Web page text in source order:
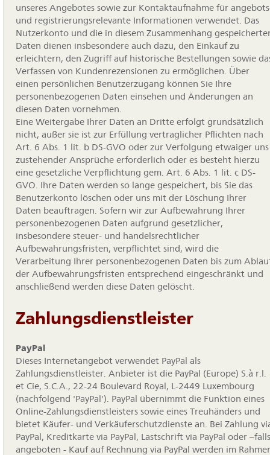
unseres Angebotes sowie zur Kontaktaufnahme für
und registrierungsrelevante Informationen verwendet. Das
Nutzerkonto und die in diesem Zusammenhang
Daten dienen insbesondere auch dazu, den Einkauf zu
erleichtern, den Zugriff auf historische Bestellungen sowie
Verfassen von Kundenrezensionen zu ermöglichen. Über
einen persönlichen Benutzerzugang können Sie Ihre
personenbezogenen Daten einsehen und Änderungen an
diesen Daten vornehmen.
Eine Weitergabe Ihrer Daten an Dritte erfolgt grundsätzlich
nicht, außer sie ist zur Erfüllung vertraglicher Pflichten nach
Art. 6 Abs. 1 lit. b DS-GVO oder zur Verfolgung etwaiger uns
zustehender Ansprüche erforderlich oder es besteht hierzu
eine gesetzliche Verpflichtung gem. Art. 6 Abs. 1 lit. c DS-
GVO. Ihre Daten werden so lange gespeichert, bis Sie das
Benutzerkonto löschen oder uns mit der Löschung Ihrer
Daten beauftragen. Sofern wir zur Aufbewahrung Ihrer
personenbezogenen Daten aufgrund gesetzlicher,
insbesondere steuer- und handelsrechtlicher
Aufbewahrungsfristen, verpflichtet sind, wird die
Verarbeitung Ihrer personenbezogenen Daten bis zum
der Aufbewahrungsfristen entsprechend eingeschränkt und
anschließend werden diese Daten gelöscht.
Zahlungsdienstleister
PayPal
Dieses Internetangebot verwendet PayPal als
Zahlungsdienstleister. Anbieter ist die PayPal (Europe) S.à r.l.
et Cie, S.C.A., 22-24 Boulevard Royal, L-2449 Luxembourg
(nachfolgend 'PayPal'). PayPal übernimmt die Funktion eines
Online-Zahlungsdienstleisters sowie eines Treuhänders und
bietet Käufer- und Verkäuferschutzdienste an. Bei Zahlung
PayPal, Kreditkarte via PayPal, Lastschrift via PayPal oder –falls
angeboten - Kauf auf Rechnung via PayPal werden im